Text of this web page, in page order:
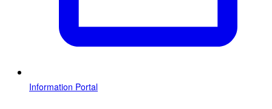
Information Portal